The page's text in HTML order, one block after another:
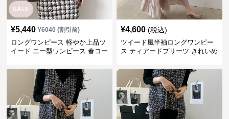
SALE
¥5,440 ¥6040(割引前)
ロングワンピース 軽やか上品ツ
イード エー型ワンピース 春コー
¥4,600 (税込)
ツイード風半袖ロングワンピー
ス ティアードプリーツ きれいめ